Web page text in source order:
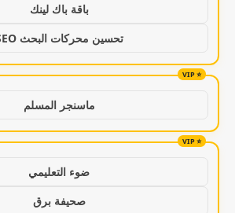
باقة باك لينك
تحسين محركات البحث SEO
ماسنجر المسلم
ضوء التعليمي
صحيفة برق